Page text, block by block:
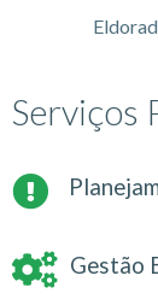
Serviços
Gestão